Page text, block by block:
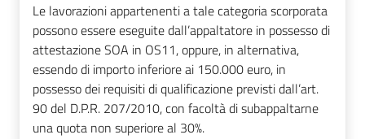
Le lavorazioni appartenenti a tale categoria scorporata
possono essere eseguite dall’appaltatore in possesso di
attestazione SOA in OS11, oppure, in alternativa,
essendo di importo inferiore ai 150.000 euro, in
possesso dei requisiti di qualificazione previsti dall’art.
90 del D.P.R. 207/2010, con facoltà di subappaltarne
una quota non superiore al 30%.